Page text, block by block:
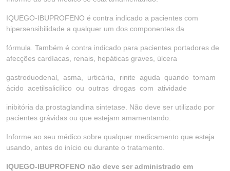
IQUEGO-IBUPROFENO é contra indicado a pacientes com
hipersensibilidade a qualquer um dos componentes da
fórmula. Também é contra indicado para pacientes portadores de
afecções cardíacas, renais, hepáticas graves, úlcera
gastroduodenal, asma, urticária, rinite aguda quando tomam
ácido acetilsalicílico ou outras drogas com atividade
inibitória da prostaglandina sintetase. Não deve ser utilizado por
pacientes grávidas ou que estejam amamentando.
Informe ao seu médico sobre qualquer medicamento que esteja
usando, antes do início ou durante o tratamento.
IQUEGO-IBUPROFENO não deve ser administrado em